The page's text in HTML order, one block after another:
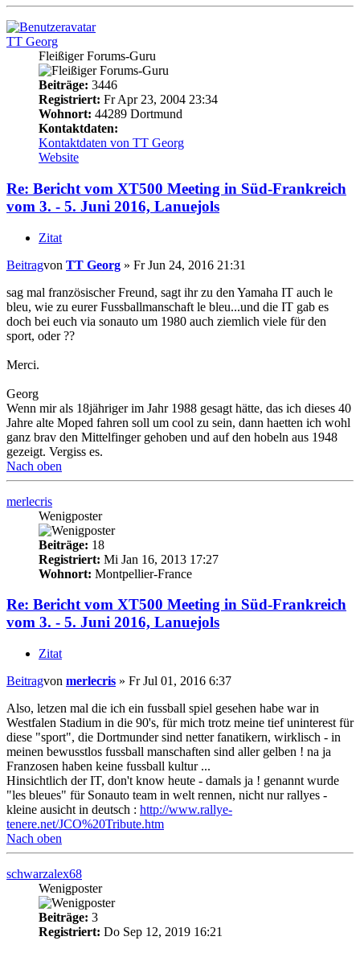
TT Georg
Fleißiger Forums-Guru
Beiträge: 3446
Registriert: Fr Apr 23, 2004 23:34
Wohnort: 44289 Dortmund
Kontaktdaten:
Kontaktdaten von TT Georg
Website
Re: Bericht vom XT500 Meeting in Süd-Frankreich
vom 3. - 5. Juni 2016, Lanuejols
Zitat
Beitragvon TT Georg » Fr Jun 24, 2016 21:31
sag mal französischer Freund, sagt ihr zu den Yamaha IT auch le
bleu, wie zu eurer Fussballmanschaft le bleu...und die IT gab es
doch bei euch via sonauto um 1980 auch ziemlich viele für den
sport, oder ??
Merci.
Georg
Wenn mir als 18jähriger im Jahr 1988 gesagt hätte, das ich dieses 40
Jahre alte Moped fahren soll um cool zu sein, dann haetten ich wohl
ganz brav den Mittelfinger gehoben und auf den hobeln aus 1948
gezeigt. Vergiss es.
Nach oben
merlecris
Wenigposter
Beiträge: 18
Registriert: Mi Jan 16, 2013 17:27
Wohnort: Montpellier-France
Re: Bericht vom XT500 Meeting in Süd-Frankreich
vom 3. - 5. Juni 2016, Lanuejols
Zitat
Beitragvon merlecris » Fr Jul 01, 2016 6:37
Also, letzen mal die ich ein fussball spiel gesehen habe war in
Westfalen Stadium in die 90's, für mich trotz meine tief uninterest für
diese "sport", die Dortmunder sind netter fanatikern, wirklisch - in
meinen bewusstlos fussball manschaften sind aller gelben ! na ja
Franzosen haben keine fussball kultur ...
Hinsichtlich der IT, don't know heute - damals ja ! genannt wurde
"les bleues" für Sonauto team in welt rennen, nicht nur rallyes -
kleine ausicht in deutsch : http://www.rallye-
tenere.net/JCO%20Tribute.htm
Nach oben
schwarzalex68
Wenigposter
Beiträge: 3
Registriert: Do Sep 12, 2019 16:21